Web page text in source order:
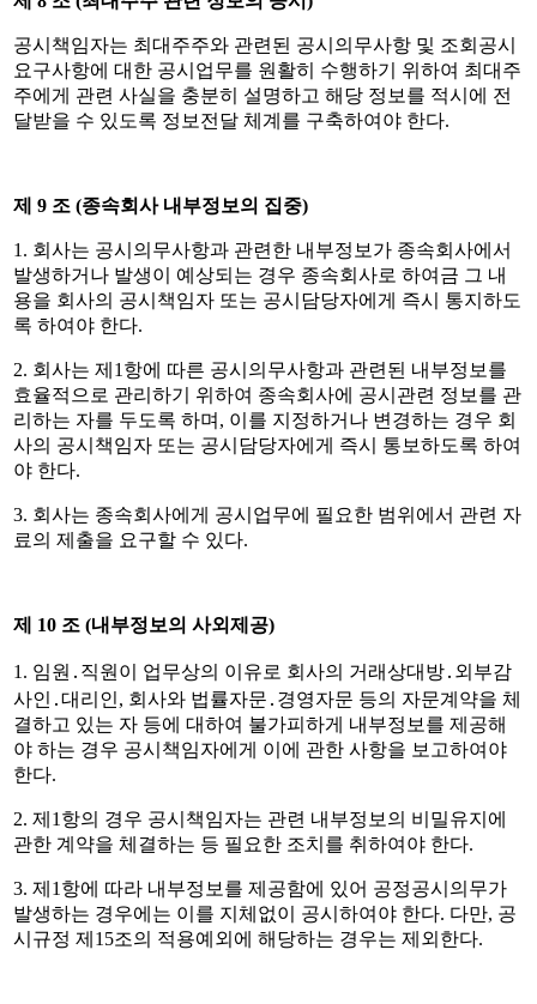
공시책임자는 최대주주와 관련된 공시의무사항 및 조회공시
요구사항에 대한 공시업무를 원활히 수행하기 위하여 최대주
주에게 관련 사실을 충분히 설명하고 해당 정보를 적시에 전
달받을 수 있도록 정보전달 체계를 구축하여야 한다.
제 9 조 (종속회사 내부정보의 집중)
1. 회사는 공시의무사항과 관련한 내부정보가 종속회사에서
발생하거나 발생이 예상되는 경우 종속회사로 하여금 그 내
용을 회사의 공시책임자 또는 공시담당자에게 즉시 통지하도
록 하여야 한다.
2. 회사는 제 1 항에 따른 공시의무사항과 관련된 내부정보를
효율적으로 관리하기 위하여 종속회사에 공시관련 정보를 관
리하는 자를 두도록 하며 , 이를 지정하거나 변경하는 경우 회
사의 공시책임자 또는 공시담당자에게 즉시 통보하도록 하여
야 한다.
3. 회사는 종속회사에게 공시업무에 필요한 범위에서 관련 자
료의 제출을 요구할 수 있다.
제 10 조 (내부정보의 사외제공)
1. 임원 ․ 직원이 업무상의 이유로 회사의 거래상대방․ 외부감
사인 ․대리인, 회사와 법률자문 ․ 경영자문 등의 자문계약을 체
결하고 있는 자 등에 대하여 불가피하게 내부정보를 제공해
야 하는 경우 공시책임자에게 이에 관한 사항을 보고하여야
한다.
2. 제 1 항의 경우 공시책임자는 관련 내부정보의 비밀유지에
관한 계약을 체결하는 등 필요한 조치를 취하여야 한다.
3. 제 1 항에 따라 내부정보를 제공함에 있어 공정공시의무가
발생하는 경우에는 이를 지체없이 공시하여야 한다. 다만, 공
시규정 제 15조의 적용예외에 해당하는 경우는 제외한다.